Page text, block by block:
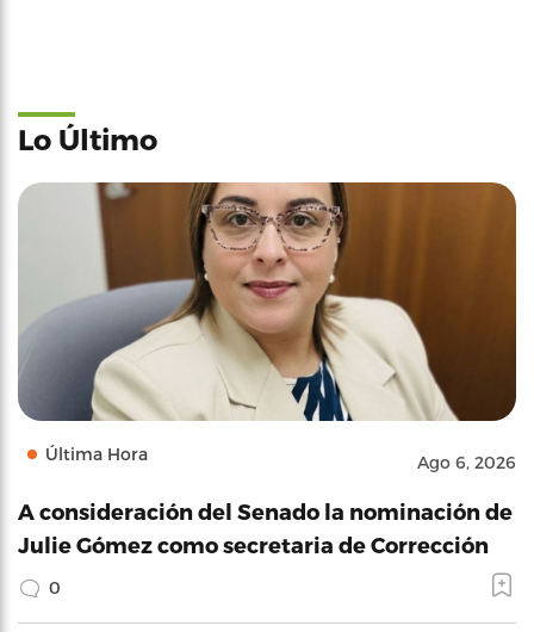
Lo Último
Última Hora Ago 6, 2026
A consideración del Senado la nominación de
Julie Gómez como secretaria de Corrección
0